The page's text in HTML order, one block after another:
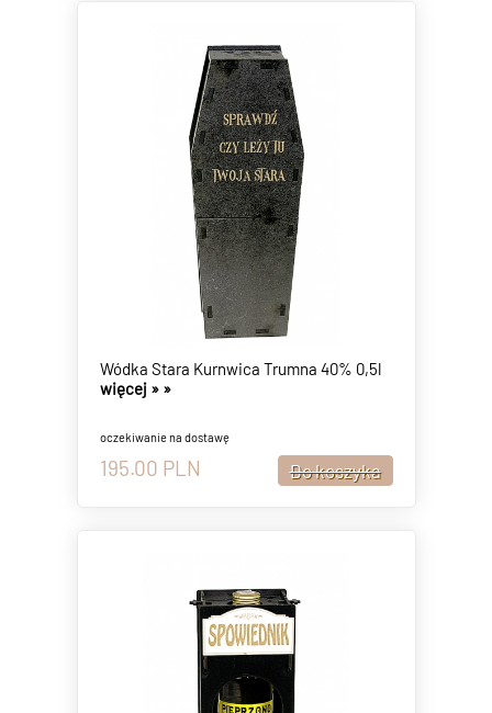
Wódka Stara Kurnwica Trumna 40% 0,5l
więcej » »
oczekiwanie na dostawę
195.00 PLN